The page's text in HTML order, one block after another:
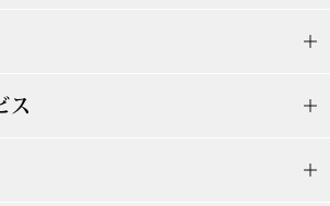
【特集】
ス